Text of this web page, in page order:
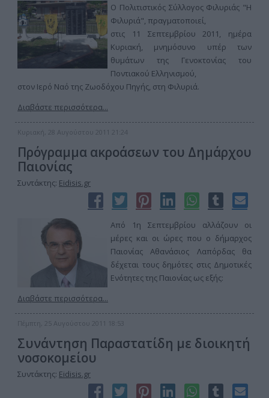
Ο Πολιτιστικός Σύλλογος Φιλυριάς "Η
Φιλυριά", πραγματοποιεί,
στις 11 Σεπτεμβρίου 2011, ημέρα
Κυριακή, μνημόσυνο υπέρ των
θυμάτων της Γενοκτονίας του
Ποντιακού Ελληνισμού,
στον Ιερό Ναό της Ζωοδόχου Πηγής, στη Φιλυριά.
Διαβάστε περισσότερα...
Κυριακή, 28 Αυγούστου 2011 21:24
Πρόγραμμα ακροάσεων του Δημάρχου
Παιονίας
Συντάκτης: Eidisis.gr
Από 1η Σεπτεμβρίου αλλάζουν οι
μέρες και οι ώρες που ο δήμαρχος
Παιονίας Αθανάσιος Λαπόρδας θα
δέχεται τους δημότες στις Δημοτικές
Ενότητες της Παιονίας ως εξής:
Διαβάστε περισσότερα...
Πέμπτη, 25 Αυγούστου 2011 18:53
Συνάντηση Παραστατίδη με διοικητή
νοσοκομείου
Συντάκτης: Eidisis.gr